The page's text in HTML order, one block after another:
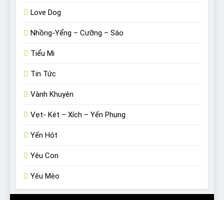
Love Dog
Nhồng-Yểng – Cưỡng – Sáo
Tiểu Mi
Tin Tức
Vành Khuyên
Vẹt- Két – Xích – Yến Phụng
Yến Hót
Yêu Con
Yêu Mèo